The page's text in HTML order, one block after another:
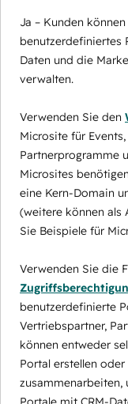
Ja – Kunden
benutzerdefiniertes
Daten und die
verwalten.
Verwenden Sie den
Microsite für
Partnerprogramme
Microsites
eine Kern-Domain
(weitere können als
Sie Beispiele für
Verwenden Sie die
benutzerdefinierte
Vertriebspartner,
können entweder
Portal erstellen